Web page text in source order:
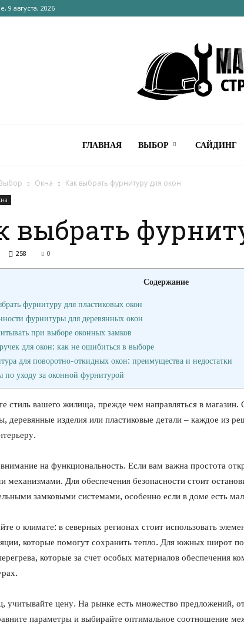
9 августа, 2026
ГЛАВНАЯ ВЫБОР САЙДИНГ
Окна Как выбрать фурнитуру для окон
выбрать
258 0
Содержание
фурнитуру для пластиковых окон
фурнитуры для деревянных окон
при выборе оконных замков
для окон: как не ошибиться в выборе
для поворотно-откидных окон: преимущества и недостатки
по уходу за оконной фурнитурой
стиль вашего жилища, прежде чем направляться в
деревянные изделия или пластиковые детали – каждое из
на функциональность. Если вам важна простота
механизмами. Для обеспечения безопасности стоит
замковыми системами, особенно если в доме есть
о климате: в северных регионах стоит использовать
которые помогут сохранить тепло. Для южных широт
которые за счет особых материалов обеспечения
учитывайте цену. На рынке есть множество предложений,
параметры и выбирайте оптимальное соотношение